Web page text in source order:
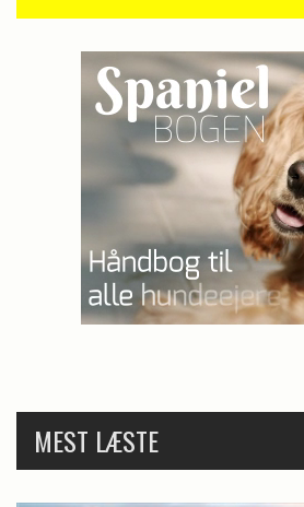
MEST LÆSTE